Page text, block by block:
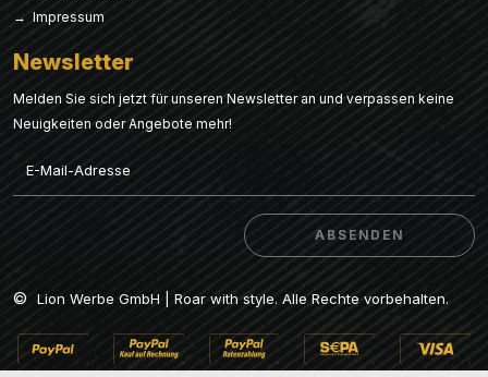
→ Impressum
Newsletter
Melden Sie sich jetzt für unseren Newsletter an und verpassen keine
Neuigkeiten oder Angebote mehr!
ABSENDEN
ABSENDEN
© Lion Werbe GmbH | Roar with style. Alle Rechte vorbehalten.